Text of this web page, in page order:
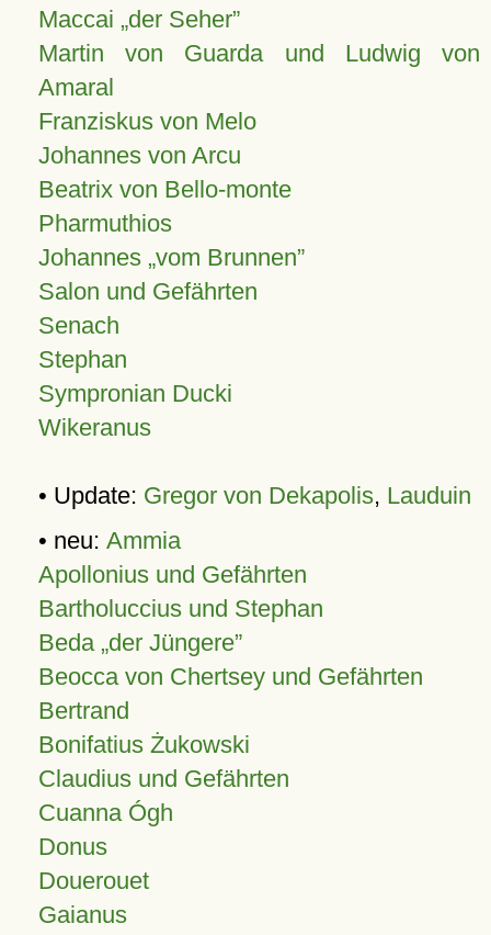
Maccai „der Seher”
Martin von Guarda und Ludwig von
Amaral
Franziskus von Melo
Johannes von Arcu
Beatrix von Bello-monte
Pharmuthios
Johannes vom Brunnen
Salon und Gefährten
Senach
Stephan
Sympronian Ducki
Wikeranus
• Update: Gregor von Dekapolis, Lauduin
• neu: Ammia
Apollonius und Gefährten
Bartholuccius und Stephan
Beda „der Jüngere”
Beocca von Chertsey und Gefährten
Bertrand
Bonifatius Żukowski
Claudius und Gefährten
Cuanna Ógh
Donus
Douerouet
Gaianus